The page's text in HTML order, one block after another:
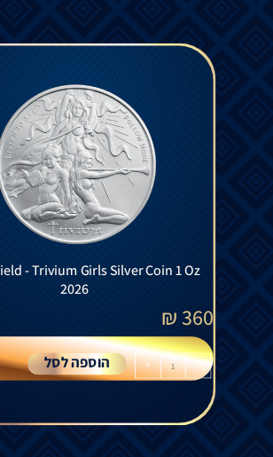
- Trivium Girls Silver Coin 1 Oz
2026
360
₪
-
+ הוספה לסל